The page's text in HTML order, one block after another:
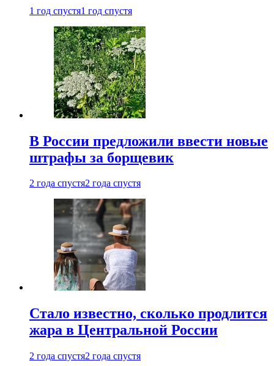
1 год спустя1 год спустя
В России предложили ввести новые
штрафы за борщевик
2 года спустя2 года спустя
Стало известно, сколько продлится
жара в Центральной России
2 года спустя2 года спустя